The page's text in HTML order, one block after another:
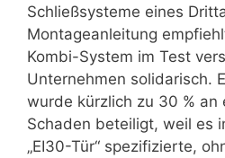
Schließsysteme eines
Montageanleitung
Kombi-System im Test
Unternehmen solidarisch.
wurde kürzlich zu 30 % an
Schaden beteiligt, weil es
„EI30-Tür“ spezifizierte,